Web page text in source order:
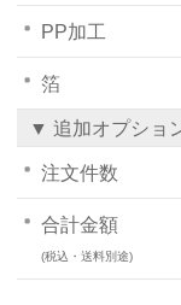
PP加工
箔
▼ 追加オプショ
注文件数
合計金額
(税込・送料別途)